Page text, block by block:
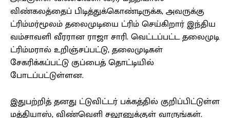
விண்கலத்தைப் பிடித்துக்கொண்டிருக்க, அவருக்கு
ட்ரிம்மர்மூலம் தலைமுடியை ட்ரிம் செய்கிறார் இந்திய
வம்சாவளி வீரரான ராஜா சாரி. வெட்டப்பட்ட தலைமுடி
ட்ரிம்மரால் உறிஞ்சப்பட்டு, தலைமுடிகள்
சேகரிக்கப்பட்டு குப்பைத் தொட்டியில்
போடப்பட்டுள்ளன.
இதுபற்றித் தனது ட்டுவிட்டர் பக்கத்தில் குறிப்பிட்டுள்ள
மத்தியாஸ், விண்வெளி சலூனுக்குள் வாருங்கள்.